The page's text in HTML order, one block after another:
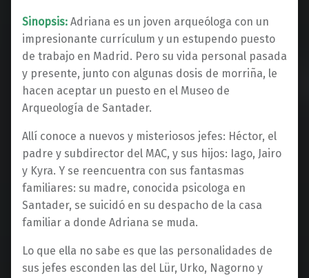
Sinopsis: Adriana es un joven arqueóloga con un
impresionante currículum y un estupendo puesto
de trabajo en Madrid. Pero su vida personal pasada
y presente, junto con algunas dosis de morriña, le
hacen aceptar un puesto en el Museo de
Arqueología de Santader.
Allí conoce a nuevos y misteriosos jefes: Héctor, el
padre y subdirector del MAC, y sus hijos: Iago, Jairo
y Kyra. Y se reencuentra con sus fantasmas
familiares: su madre, conocida psicologa en
Santader, se suicidó en su despacho de la casa
familiar a donde Adriana se muda.
Lo que ella no sabe es que las personalidades de
sus jefes esconden las del Lür, Urko, Nagorno y